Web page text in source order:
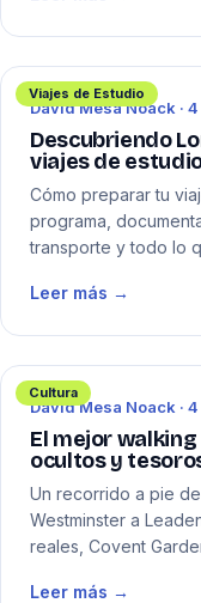
Viajes de Estudio
David Mesa Noack ·
Descubriendo
viajes de
Cómo preparar tu
programa,
transporte y todo lo
Leer más →
Cultura
David Mesa Noack ·
El mejor
ocultos y
Un recorrido a pie
Westminster a
reales, Covent
Leer más →